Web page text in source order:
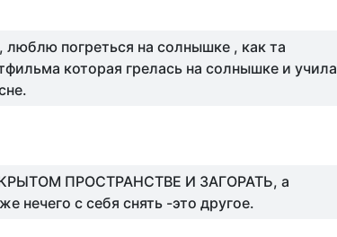
погреться на солнышке , как та
которая грелась на солнышке и учила
ПРОСТРАНСТВЕ И ЗАГОРАТЬ, а
нечего с себя снять -это другое.